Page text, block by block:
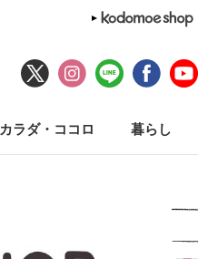
カラダ・ココロ 暮らし